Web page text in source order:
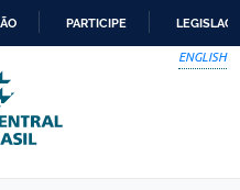
PARTICIPE
ENGLISH